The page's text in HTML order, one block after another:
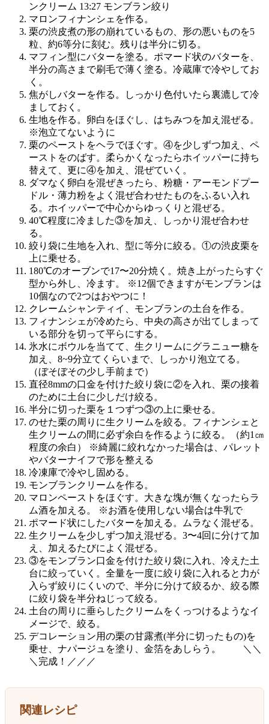
ンクリーム 13:27 モンブラン絞り
マロンフィナンシェを作る。
栗の渋皮煮の形の崩れているもの、形の悪いものを5
粒、約6等分に刻む。残りは半分に切る。
マフィン型にバターを塗る。ポマード状のバターを、
半分の高さまで刷毛で薄く塗る。冷蔵庫で冷やしてお
く。
焦がしバターを作る。しっかり色付いたら裏漉して冷
ましておく。
生地を作る。卵白をほぐし、はちみつを加え混ぜる。
※泡立てないように
栗のペーストをヘラでほぐす。④を少しずつ加え、ペ
ーストをのばす。柔らかくなったらホイッパーに持ち
替えて、更に④を加え、混ぜていく。
ダマなく卵白を混ぜきったら、粉糖・アーモンドプー
ドル・薄力粉をよく混ぜ合わせたものをふるい入れ
る。ホイッパーで中心からゆっくりと混ぜる。
40℃程度に冷ました③を加え、しっかり混ぜ合わせ
る。
絞り袋に生地を入れ、型に等分に絞る。①の渋皮栗を
上に乗せる。
180℃のオーブンで17〜20分焼く。焼き上がったらすぐ
型から外し、冷ます。 ※12個できますがモンブランは
10個なので2つはおやつに！
クレームシャンティイ、モンブランの土台を作る。
フィナンシェが冷めたら、中央の高さが出てしまって
いる部分を切って平らにする。
氷水にボウルを当てて、生クリームにグラニュー糖を
加え、8~9分立てくらいまで、しっかり泡立てる。
（ぼそぼその少し手前まで）
直径8mmの口金を付けた絞り袋に②を入れ、栗の接着
のために土台に少しだけ絞る。
半分に切った栗を１つずつ③の上に乗せる。
のせた栗の周りに生クリームを絞る。フィナンシェと
生クリームの間に必ず余白を作るように絞る。（約1㎝
程度の余白） ※綺麗に絞れなかった場合は、パレット
やバターナイフで形を整える
冷凍庫で冷やし固める。
モンブランクリームを作る。
マロンペーストをほぐす。大きな塊が無くなったらラ
ム酒を加える。 ※お酒を使用しない場合は牛乳で
ポマード状にしたバターを加える。ムラなく混ぜる。
生クリームを少しずつ加え混ぜる。3〜4回に分けて加
え、加えるたびによく混ぜる。
③をモンブラン口金を付けた絞り袋に入れ、冷えた土
台に絞っていく。全量を一度に絞り袋に入れると力が
入らず絞りにくいので、半分に分けて絞るか、絞る際
に絞り袋を半分ねじって絞る。
土台の周りに垂らしたクリームをくっつけるようなイ
メージで、絞る。
デコレーション用の栗の甘露煮(半分に切ったもの)を
乗せ、ナパージュを塗り、金箔をあしらう。 ＼＼
＼完成！／／／
関連レシピ